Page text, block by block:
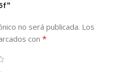
no será publicada. Los
con *